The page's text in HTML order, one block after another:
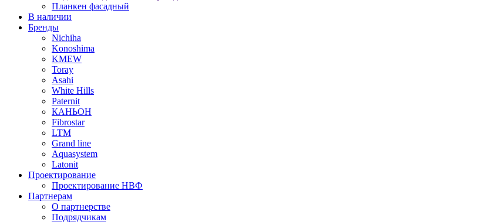
Планкен фасадный
В наличии
Бренды
Nichiha
Konoshima
KMEW
Toray
Asahi
White Hills
Paternit
КАНЬОН
Fibrostar
LTM
Grand line
Aquasystem
Latonit
Проектирование
Проектирование НВФ
Партнерам
О партнерстве
Подрядчикам